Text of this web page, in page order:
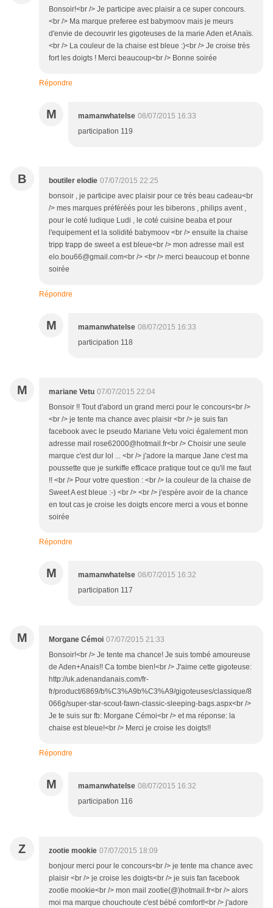
Bonsoir!<br /> Je participe avec plaisir a ce super concours.
<br /> Ma marque preferee est babymoov mais je meurs
d'envie de decouvrir les gigoteuses de la marie Aden et Anaïs.
<br /> La couleur de la chaise est bleue :)<br /> Je croise très
fort les doigts ! Merci beaucoup<br /> Bonne soirée
Répondre
M mamanwhatelse 08/07/2015 16:33
participation 119
B boutiler elodie 07/07/2015 22:25
bonsoir , je participe avec plaisir pour ce très beau cadeau<br
/> mes marques préféréés pour les biberons , philips avent ,
pour le coté ludique Ludi , le coté cuisine beaba et pour
l'equipement et la solidité babymoov <br /> ensuite la chaise
tripp trapp de sweet a est bleue<br /> mon adresse mail est
elo.bou66@gmail.com<br /> <br /> merci beaucoup et bonne
soirée
Répondre
M mamanwhatelse 08/07/2015 16:33
participation 118
M mariane Vetu 07/07/2015 22:04
Bonsoir !! Tout d'abord un grand merci pour le concours<br />
<br /> je tente ma chance avec plaisir <br /> je suis fan
facebook avec le pseudo Mariane Vetu voici également mon
adresse mail rose62000@hotmail.fr<br /> Choisir une seule
marque c'est dur lol ... <br /> j'adore la marque Jane c'est ma
poussette que je surkiffe efficace pratique tout ce qu'il me faut
!! <br /> Pour votre question : <br /> la couleur de la chaise de
Sweet A est bleue :-) <br /> <br /> j'espère avoir de la chance
en tout cas je croise les doigts encore merci a vous et bonne
soirée
Répondre
M mamanwhatelse 08/07/2015 16:32
participation 117
M Morgane Cémoi 07/07/2015 21:33
Bonsoir!<br /> Je tente ma chance! Je suis tombé amoureuse
de Aden+Anais!! Ca tombe bien!<br /> J'aime cette gigoteuse:
http://uk.adenandanais.com/fr-
fr/product/6869/b%C3%A9b%C3%A9/gigoteuses/classique/8
066g/super-star-scout-fawn-classic-sleeping-bags.aspx<br />
Je te suis sur fb: Morgane Cémoi<br /> et ma réponse: la
chaise est bleue!<br /> Merci je croise les doigts!!
Répondre
M mamanwhatelse 08/07/2015 16:32
participation 116
Z zootie mookie 07/07/2015 18:09
bonjour merci pour le concours<br /> je tente ma chance avec
plaisir <br /> je croise les doigts<br /> je suis fan facebook
zootie mookie<br /> mon mail zootie(@)hotmail.fr<br /> alors
moi ma marque chouchoute c'est bébé comfort!<br /> j'adore